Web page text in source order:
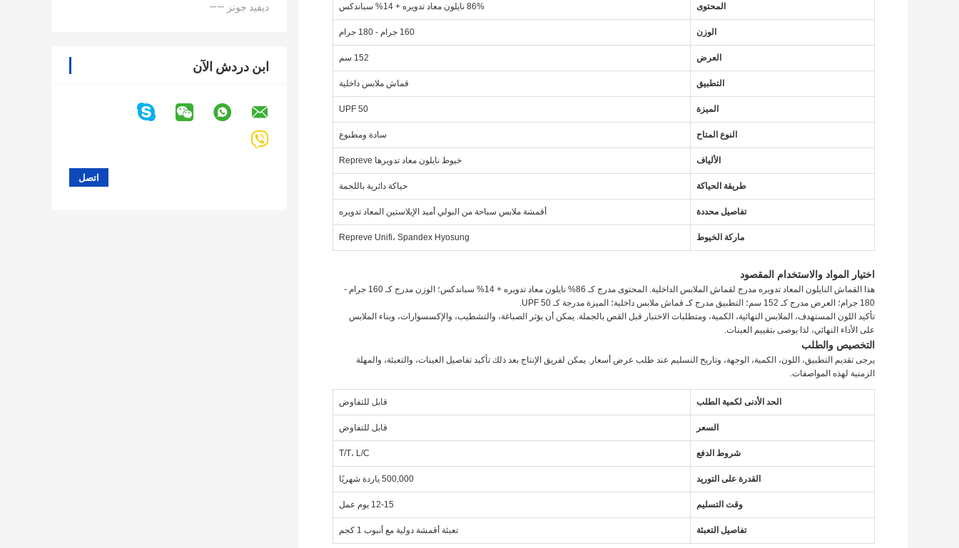
—— ديفيد جونز
ابن دردش الآن
المحتوى 86% نايلون معاد تدويره + 14% سباندكس
الوزن 160 جرام - 180 جرام
العرض 152 سم
التطبيق قماش ملابس داخلية
الميزة UPF 50
النوع المتاح سادة ومطبوع
الألياف خيوط نايلون معاد تدويرها Repreve
طريقة الحياكة حياكة دائرية باللحمة
تفاصيل محددة أقمشة ملابس سباحة من البولي أميد الإيلاستين المعاد تدويره
ماركة الخيوط Repreve Unifi، Spandex Hyosung
اختيار المواد والاستخدام المقصود
هذا القماش النايلون المعاد تدويره مدرج لقماش الملابس الداخلية. المحتوى مدرج كـ 86% نايلون معاد تدويره + 14% سباندكس؛ الوزن مدرج كـ 160 جرام -
180 جرام؛ العرض مدرج كـ 152 سم؛ التطبيق مدرج كـ قماش ملابس داخلية؛ الميزة مدرجة كـ UPF 50.
تأكيد اللون المستهدف، الملابس النهائية، الكمية، ومتطلبات الاختبار قبل القص بالجملة. يمكن أن يؤثر الصباغة، والتشطيب، والإكسسوارات، وبناء الملابس
على الأداء النهائي، لذا يوصى بتقييم العينات.
التخصيص والطلب
يرجى تقديم التطبيق، اللون، الكمية، الوجهة، وتاريخ التسليم عند طلب عرض أسعار. يمكن لفريق الإنتاج بعد ذلك تأكيد تفاصيل العينات، والتعبئة، والمهلة
الزمنية لهذه المواصفات.
الحد الأدنى لكمية الطلب قابل للتفاوض
السعر قابل للتفاوض
شروط الدفع T/T، L/C
القدرة على التوريد 500,000 ياردة شهريًا
وقت التسليم 12-15 يوم عمل
تفاصيل التعبئة تعبئة أقمشة دولية مع أنبوب 1 كجم